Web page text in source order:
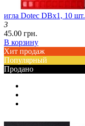
игла Dotec DBx1, 10 шт.
3
45.00 грн.
В корзину
Хит продаж
Популярный
Продано